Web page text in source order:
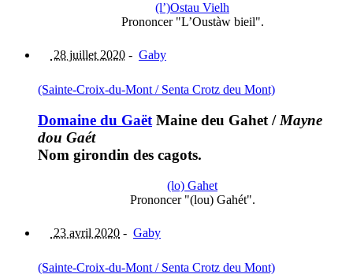
(l’)Ostau Vielh
Prononcer "L’Oustàw bieil".
28 juillet 2020 - Gaby
(Sainte-Croix-du-Mont / Senta Crotz deu Mont)
Domaine du Gaët Maine deu Gahet / Mayne
dou Gaét
Nom girondin des cagots.
(lo) Gahet
Prononcer "(lou) Gahét".
23 avril 2020 - Gaby
(Sainte-Croix-du-Mont / Senta Crotz deu Mont)